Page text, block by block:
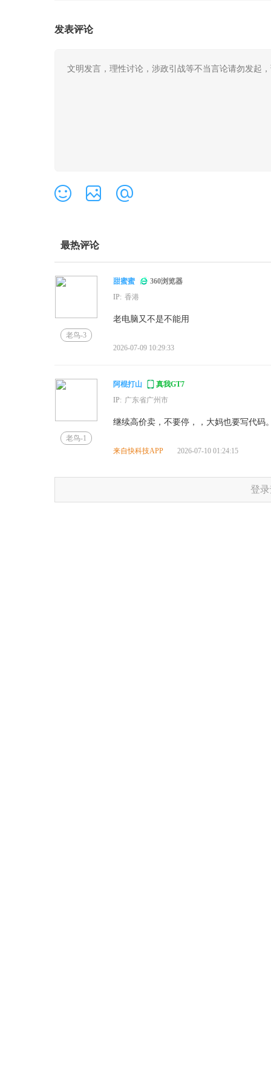
发表评论
最热评论
老鸟-3
甜蜜蜜
360浏览器
IP: 香港
老电脑又不是不能用
2026-07-09 10:29:33
老鸟-1
阿棍打山
真我GT7
IP: 广东省广州市
继续高价卖，不要停，，大妈也要写代码
来自快科技APP 2026-07-10 01:24:15
登录